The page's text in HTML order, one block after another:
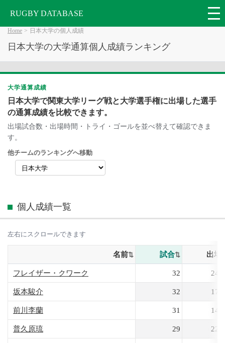
RUGBY DATABASE
Home 日本大学の個人成績
日本大学の大学通算個人成績ランキング
大学通算成績
日本大学で関東大学リーグ戦と大学選手権に出場した選手
の通算成績を比較できます。
出場試合数・出場時間・トライ・ゴールを並べ替えて確認できま
す。
他チームのランキングへ移動
個人成績一覧
左右にスクロールできます
名前 試合 出場
フレイザー・クワーク 32
坂本駿介 32
前川李蘭 31
普久原琉 29